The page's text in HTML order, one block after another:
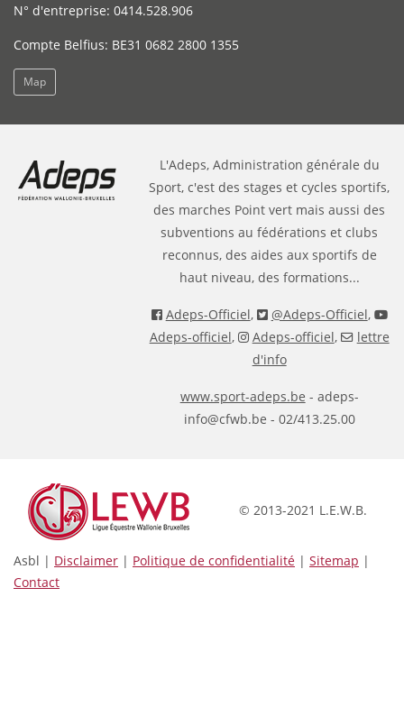
N° d'entreprise: 0414.528.906
Compte Belfius: BE31 0682 2800 1355
Map
L'Adeps, Administration générale du
Sport, c'est des stages et cycles sportifs,
des marches Point vert mais aussi des
subventions au fédérations et clubs
reconnus, des aides aux sportifs de
haut niveau, des formations...
Adeps-Officiel, @Adeps-Officiel,
Adeps-officiel, Adeps-officiel,
lettre
d'info
www.sport-adeps.be - adeps-
info@cfwb.be - 02/413.25.00
© 2013-2021 L.E.W.B.
Asbl | Disclaimer | Politique de confidentialité | Sitemap |
Contact